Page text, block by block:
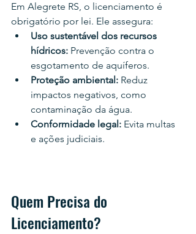
Em Alegrete RS, o licenciamento é
obrigatório por lei. Ele assegura:
Uso sustentável dos recursos
hídricos: Prevenção contra o
esgotamento de aquíferos.
Proteção ambiental: Reduz
impactos negativos, como
contaminação da água.
Conformidade legal: Evita multas
e ações judiciais.
Quem Precisa do
Licenciamento?